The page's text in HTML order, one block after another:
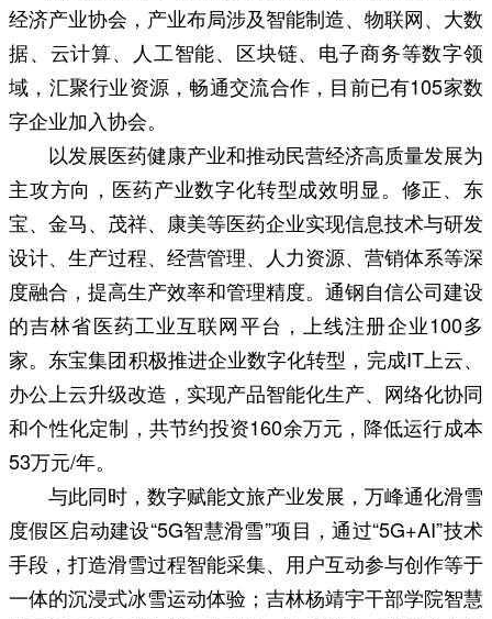
经济产业协会，产业布局涉及智能制造、物联网、大数
据、云计算、人工智能、区块链、电子商务等数字领
域，汇聚行业资源，畅通交流合作，目前已有105家数
字企业加入协会。
以发展医药健康产业和推动民营经济高质量发展为
主攻方向，医药产业数字化转型成效明显。修正、东
宝、金马、茂祥、康美等医药企业实现信息技术与研发
设计、生产过程、经营管理、人力资源、营销体系等深
度融合，提高生产效率和管理精度。通钢自信公司建设
的吉林省医药工业互联网平台，上线注册企业100多
家。东宝集团积极推进企业数字化转型，完成IT上云、
办公上云升级改造，实现产品智能化生产、网络化协同
和个性化定制，共节约投资160余万元，降低运行成本
53万元/年。
与此同时，数字赋能文旅产业发展，万峰通化滑雪
度假区启动建设“5G智慧滑雪”项目，通过“5G+AI”技术
手段，打造滑雪过程智能采集、用户互动参与创作等于
一体的沉浸式冰雪运动体验；吉林杨靖宇干部学院智慧